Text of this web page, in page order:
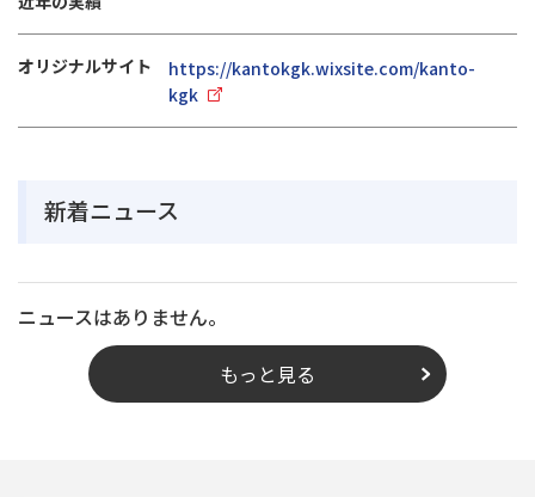
オリジナルサイト
https://kantokgk.wixsite.com/kanto-
kgk
新着ニュース
ニュースはありません。
もっと見る